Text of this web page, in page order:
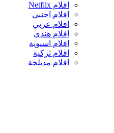
افلام Netfilx
افلام اجنبي
افلام عربي
افلام هندى
افلام اسيوية
افلام تركية
افلام مدبلجة